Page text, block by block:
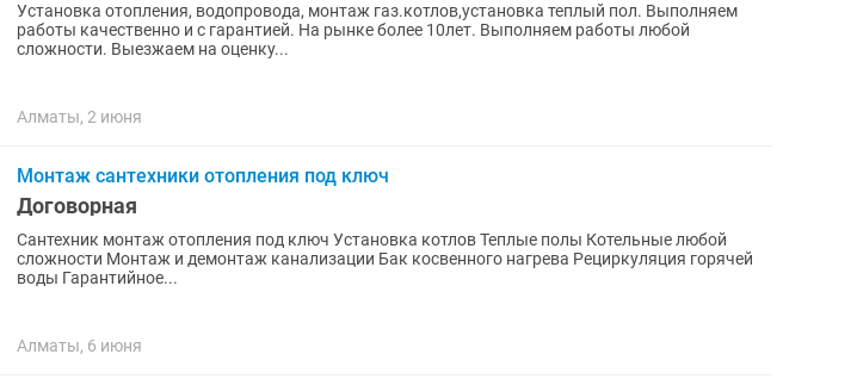
Установка отопления, водопровода, монтаж газ.котлов,установка теплый пол. Выполняем
работы качественно и с гарантией. На рынке более 10лет. Выполняем работы любой
сложности. Выезжаем на оценку...
Алматы, 2 июня
Монтаж сантехники отопления под ключ
Договорная
Сантехник монтаж отопления под ключ Установка котлов Теплые полы Котельные любой
сложности Монтаж и демонтаж канализации Бак косвенного нагрева Рециркуляция горячей
воды Гарантийное...
Алматы, 6 июня